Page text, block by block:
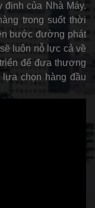
định của Nhà Máy.
trong suốt thời
bước đường phát
luôn nỗ lực cả về
để đưa thương
chọn hàng đầu